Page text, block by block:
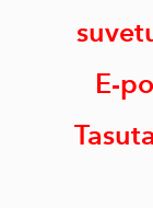
E-